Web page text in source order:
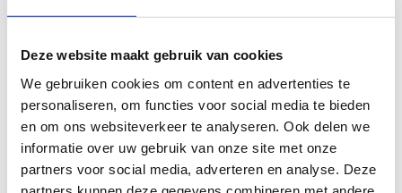
Deze website maakt gebruik van cookies
We gebruiken cookies om content en advertenties te
personaliseren, om functies voor social media te bieden
en om ons websiteverkeer te analyseren. Ook delen we
informatie over uw gebruik van onze site met onze
partners voor social media, adverteren en analyse. Deze